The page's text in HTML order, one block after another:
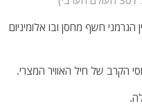
חשף מחסן ובו אלומיניום